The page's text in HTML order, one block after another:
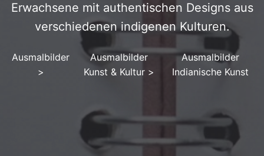
Erwachsene mit authentischen Designs aus
verschiedenen indigenen Kulturen.
Ausmalbilder
>
Ausmalbilder
Kunst & Kultur >
Ausmalbilder
Indianische Kunst